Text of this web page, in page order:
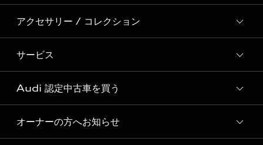
Audi Sport
Formula 1®
デジタルサービス
新車在庫検索
試乗車・展示車検索
見積り依頼
試乗予約
モデル一覧
特別仕様モデル / 限定モデル
e-tronラインアップ
価格シミュレーション
車両比較
アクセサリー / コレクション
純正アクセサリー
オンラインショップ
Audi collection
アウディナビアプリ
サービス
サービス入庫予約
サービスプログラム
メンテナンス
Audi 認定中古車を買う
Audi認定中古車
オーナーの方へお知らせ